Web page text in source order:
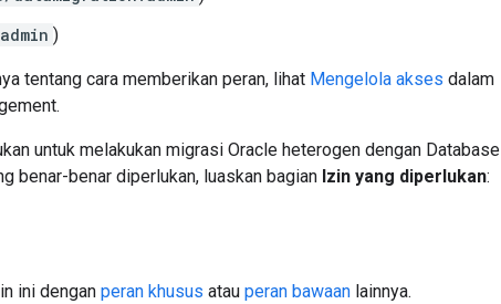
)
tentang cara memberikan peran, lihat Mengelola akses dalam
untuk melakukan migrasi Oracle heterogen dengan Database
benar-benar diperlukan, luaskan bagian Izin yang diperlukan:
ini dengan peran khusus atau peran bawaan lainnya.